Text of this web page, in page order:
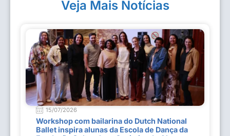
Veja Mais Notícias
15/07/2026
Workshop com bailarina do Dutch National
Ballet inspira alunas da Escola de Dança da